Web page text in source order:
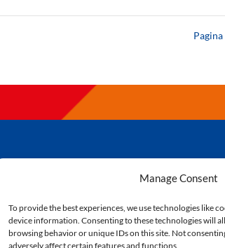
Manage Consent
To provide the best experiences, we use technologies like
device information. Consenting to these technologies will
browsing behavior or unique IDs on this site. Not
adversely affect certain features and functions.
Pagina
& Compagnie
Kielegatse